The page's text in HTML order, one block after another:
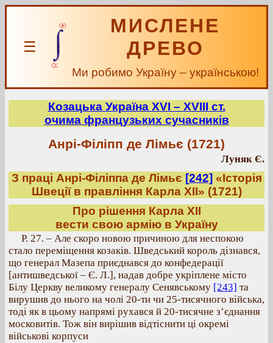
☰
МИСЛЕНЕ
ДРЕВО
Ми робимо Україну – українською!
Козацька Україна ХVІ – ХVІІІ ст.
очима французьких сучасників
Анрі-Філіпп де Лімьє (1721)
Луняк Є.
З праці Анрі-Філіппа де Лімьє [242] «Історія
Швеції в правління Карла ХІІ» (1721)
Про рішення Карла ХІІ
вести свою армію в Україну
Р. 27. – Але скоро новою причиною для неспокою
стало переміщення козаків. Шведський король дізнався,
що генерал Мазепа приєднався до конфедерації
[антишведської – Є. Л.], надав добре укріплене місто
Білу Церкву великому генералу Сенявському [243] та
вирушив до нього на чолі 20-ти чи 25-тисячного війська,
тоді як в цьому напрямі рухався й 20-тисячне з’єднання
московитів. Тож він вирішив відтіснити ці окремі
військові корпуси